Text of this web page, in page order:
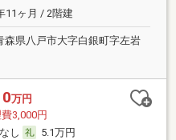
11ヶ月 / 2階建
森県八戸市大字白銀町字左岩
万円
3,000円
なし
5.1万円